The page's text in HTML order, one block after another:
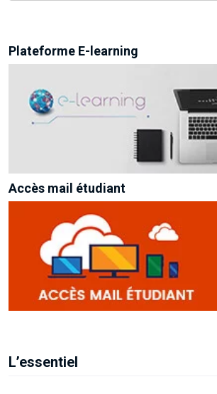
Plateforme E-learning
Accès mail étudiant
L’essentiel